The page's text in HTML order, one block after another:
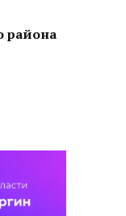
района